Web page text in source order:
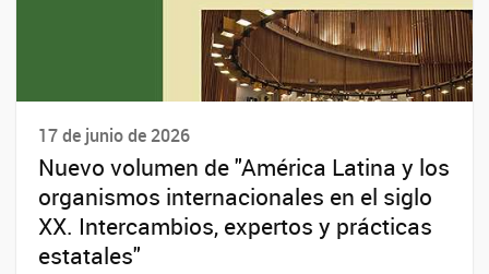
17 de junio de 2026
Nuevo volumen de "América Latina y los
organismos internacionales en el siglo
XX. Intercambios, expertos y prácticas
estatales"